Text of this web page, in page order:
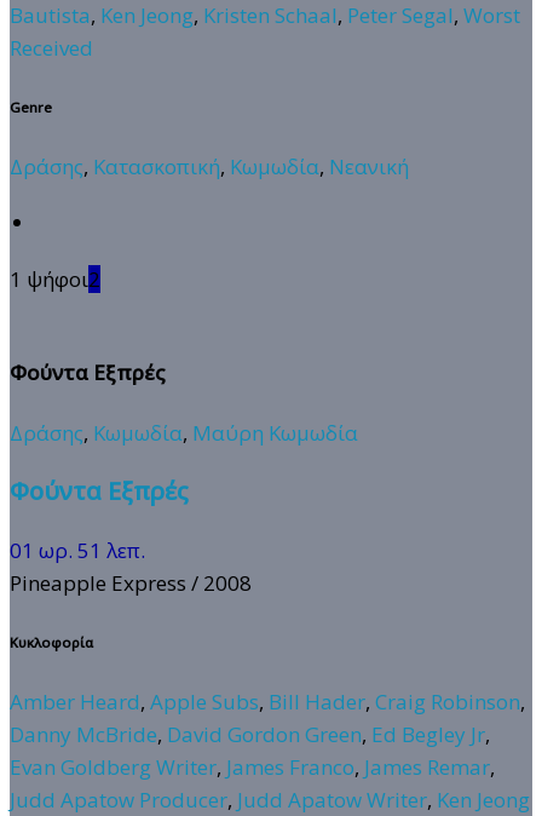
Bautista, Ken Jeong, Kristen Schaal, Peter Segal, Worst
Received
Genre
Δράσης, Κατασκοπική, Κωμωδία, Νεανική
1 ψήφοι2
Φούντα Εξπρές
Δράσης, Κωμωδία, Μαύρη Κωμωδία
Φούντα Εξπρές
01 ωρ. 51 λεπ.
Pineapple Express / 2008
Κυκλοφορία
Amber Heard, Apple Subs, Bill Hader, Craig Robinson,
Danny McBride, David Gordon Green, Ed Begley Jr,
Evan Goldberg Writer, James Franco, James Remar,
Judd Apatow Producer, Judd Apatow Writer, Ken Jeong